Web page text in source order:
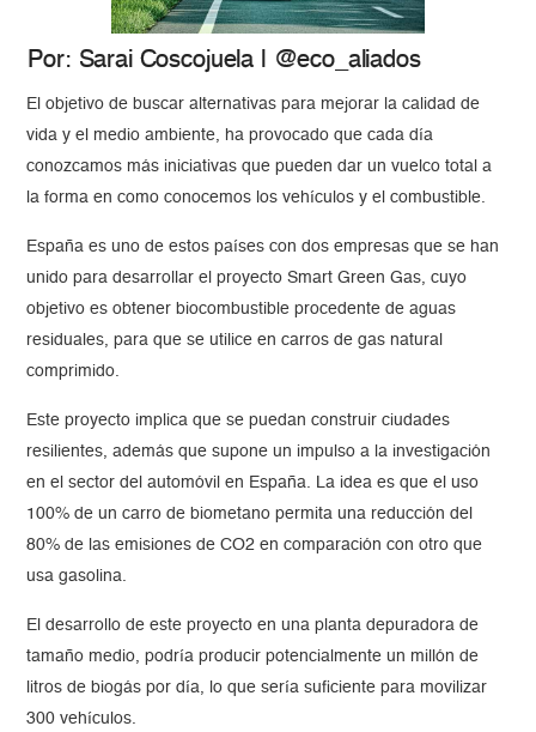
Por: Sarai Coscojuela | @eco_aliados
El objetivo de buscar alternativas para mejorar la calidad de
vida y el medio ambiente, ha provocado que cada día
conozcamos más iniciativas que pueden dar un vuelco total a
la forma en como conocemos los vehículos y el combustible.
España es uno de estos países con dos empresas que se han
unido para desarrollar el proyecto Smart Green Gas, cuyo
objetivo es obtener biocombustible procedente de aguas
residuales, para que se utilice en carros de gas natural
comprimido.
Este proyecto implica que se puedan construir ciudades
resilientes, además que supone un impulso a la investigación
en el sector del automóvil en España. La idea es que el uso
100% de un carro de biometano permita una reducción del
80% de las emisiones de CO2 en comparación con otro que
usa gasolina.
El desarrollo de este proyecto en una planta depuradora de
tamaño medio, podría producir potencialmente un millón de
litros de biogás por día, lo que sería suficiente para movilizar
300 vehículos.